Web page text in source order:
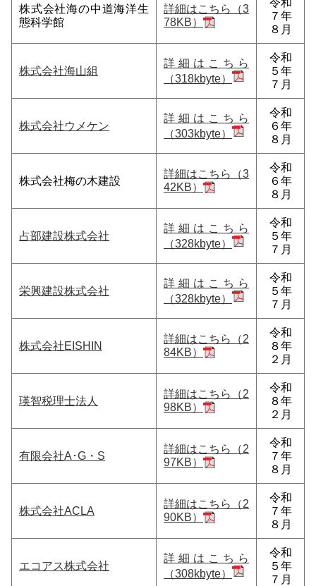
株式会社海の中道海洋生
態科学館
詳細はこちら（3
78KB）
７年
８月
株式会社海山組
詳細はこちら
（318kbyte）
令和
５年
７月
株式会社ウメケン
詳細はこちら
（303kbyte）
令和
６年
８月
株式会社梅の木建設
詳細はこちら（3
42KB）
令和
６年
８月
占部建設株式会社
詳細はこちら
（328kbyte）
令和
５年
７月
栄興建設株式会社
詳細はこちら
（328kbyte）
令和
５年
７月
株式会社EISHIN
詳細はこちら（2
84KB）
令和
８年
２月
瑛智税理士法人
詳細はこちら（2
98KB）
令和
８年
２月
有限会社A･G・S
詳細はこちら（2
97KB）
令和
７年
８月
株式会社ACLA
詳細はこちら（2
90KB）
令和
７年
８月
エコアス株式会社
詳細はこちら
（308kbyte）
令和
５年
７月